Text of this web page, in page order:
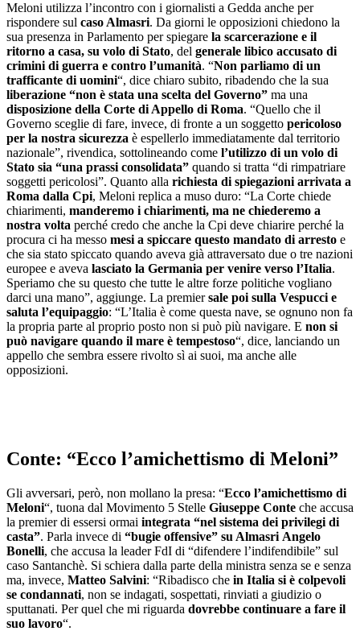
Meloni utilizza l’incontro con i giornalisti a Gedda anche per
rispondere sul caso Almasri. Da giorni le opposizioni chiedono la
sua presenza in Parlamento per spiegare la scarcerazione e il
ritorno a casa, su volo di Stato, del generale libico accusato di
crimini di guerra e contro l’umanità. “Non parliamo di un
trafficante di uomini“, dice chiaro subito, ribadendo che la sua
liberazione “non è stata una scelta del Governo” ma una
disposizione della Corte di Appello di Roma. “Quello che il
Governo sceglie di fare, invece, di fronte a un soggetto pericoloso
per la nostra sicurezza è espellerlo immediatamente dal territorio
nazionale”, rivendica, sottolineando come l’utilizzo di un volo di
Stato sia “una prassi consolidata” quando si tratta “di rimpatriare
soggetti pericolosi”. Quanto alla richiesta di spiegazioni arrivata a
Roma dalla Cpi, Meloni replica a muso duro: “La Corte chiede
chiarimenti, manderemo i chiarimenti, ma ne chiederemo a
nostra volta perché credo che anche la Cpi deve chiarire perché la
procura ci ha messo mesi a spiccare questo mandato di arresto e
che sia stato spiccato quando aveva già attraversato due o tre nazioni
europee e aveva lasciato la Germania per venire verso l’Italia.
Speriamo che su questo che tutte le altre forze politiche vogliano
darci una mano”, aggiunge. La premiersale poi sulla Vespucci e
saluta l’equipaggio: “L’Italia è come questa nave, se ognuno non fa
la propria parte al proprio posto non si può più navigare. E non si
può navigare quando il mare è tempestoso“, dice, lanciando un
appello che sembra essere rivolto sì ai suoi, ma anche alle
opposizioni.
Conte: “Ecco l’amichettismo di Meloni”
Gli avversari, però, non mollano la presa: “Ecco l’amichettismo di
Meloni“, tuona dal Movimento 5 Stelle Giuseppe Conte che accusa
la premier di essersi ormai integrata “nel sistema dei privilegi di
casta”. Parla invece di “bugie offensive” su Almasri Angelo
Bonelli, che accusa la leader FdI di “difendere l’indifendibile” sul
caso Santanchè. Si schiera dalla parte della ministra senza se e senza
ma, invece, Matteo Salvini: “Ribadisco che in Italia si è colpevoli
se condannati, non se indagati, sospettati, rinviati a giudizio o
sputtanati. Per quel che mi riguarda dovrebbe continuare a fare il
suo lavoro“.